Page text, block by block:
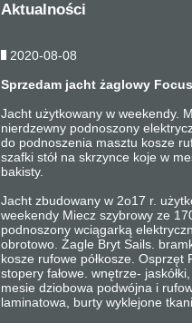
Aktualności
2020-08-08
Sprzedam jacht żaglowy
Jacht użytkowany w weekendy.
nierdzewny podnoszony
do podnoszenia masztu kosze
szafki stół na skrzynce koje w
bakisty.
Jacht zbudowany w 2o17 r.
weekendy Miecz szybrowy ze
podnoszony wciągarką
obrotowo. Żagle Bryt Sails.
kosze rufowe półkosze.
stopery fałowe. wnętrze-
mesie dziobowa podwójna i
laminatowa, burty wyklejone